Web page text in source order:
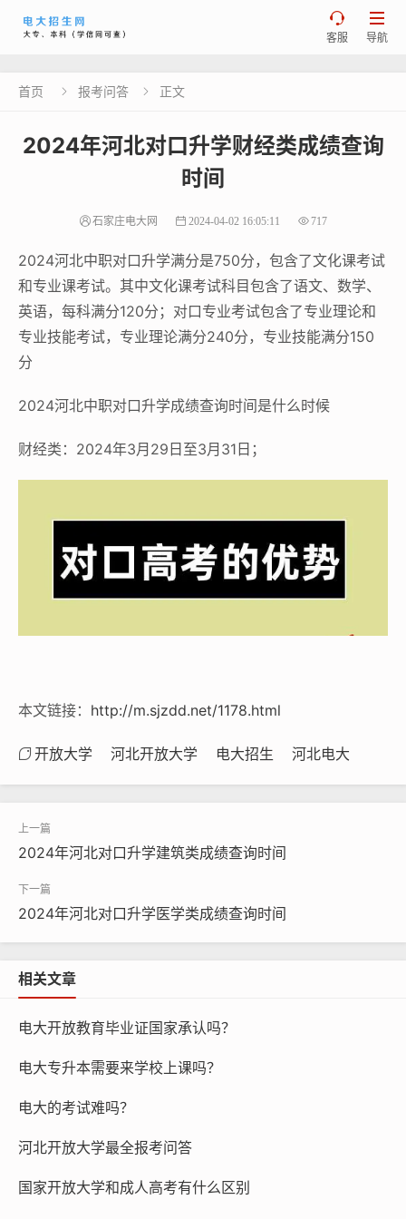

导航

客服
首页  报考问答  正文
2024年河北对口升学财经类成绩查询
时间
石家庄电大网 2024-04-02 16:05:11 717
2024河北中职对口升学满分是750分，包含了文化课考试
和专业课考试。其中文化课考试科目包含了语文、数学、
英语，每科满分120分；对口专业考试包含了专业理论和
专业技能考试，专业理论满分240分，专业技能满分150
分
2024河北中职对口升学成绩查询时间是什么时候
财经类：2024年3月29日至3月31日；
本文链接： http://m.sjzdd.net/1178.html
开放大学 河北开放大学 电大招生 河北电大
2024年河北对口升学建筑类成绩查询时间
2024年河北对口升学医学类成绩查询时间
相关文章
电大开放教育毕业证国家承认吗？
电大专升本需要来学校上课吗？
电大的考试难吗？
河北开放大学最全报考问答
国家开放大学和成人高考有什么区别